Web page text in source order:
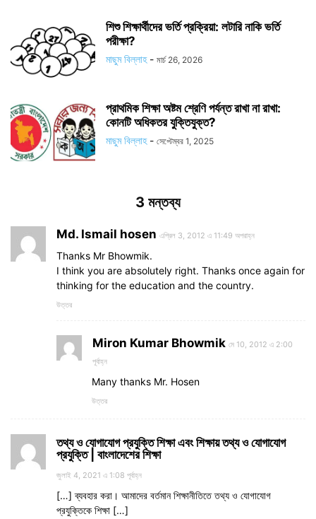
শিশু শিক্ষার্থীদের ভর্তি প্রক্রিয়া: লটারি নাকি ভর্তি
পরীক্ষা?
মাছুম বিল্লাহ - মার্চ 26, 2026
প্রাথমিক শিক্ষা অষ্টম শ্রেণি পর্যন্ত রাখা না রাখা:
কোনটি অধিকতর যুক্তিযুক্ত?
মাছুম বিল্লাহ - সেপ্টেম্বর 1, 2025
3 মন্তব্য
Md. Ismail hosen এপ্রিল 3, 2012 এ 11:49 অপরাহ্ন
Thanks Mr Bhowmik.
I think you are absolutely right. Thanks once again for
thinking for the education and the country.
উত্তর
Miron Kumar Bhowmik মে 10, 2012 এ 2:00
পূর্বাহ্ন
Many thanks Mr. Hosen
উত্তর
তথ্য ও যোগাযোগ প্রযুক্তি শিক্ষা এবং শিক্ষায় তথ্য ও যোগাযোগ
প্রযুক্তি | বাংলাদেশের শিক্ষা
জুলাই 4, 2021 এ 1:08 পূর্বাহ্ন
[…] ব্যবহার করা। আমাদের বর্তমান শিক্ষানীতিতে তথ্য ও যোগাযোগ
প্রযুক্তিকে শিক্ষা […]